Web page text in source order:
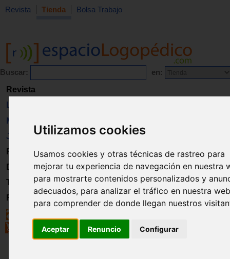
Utilizamos cookies
Usamos cookies y otras técnicas de rastreo para
mejorar tu experiencia de navegación en nuestra
para mostrarte contenidos personalizados y
adecuados, para analizar el tráfico en nuestra
para comprender de donde llegan nuestros
Aceptar Renuncio Configurar
Revista Tienda Bolsa Trabajo
Buscar: en:
Revista
Libros
Material
Juguetes
Formación
Directorio
Trabajo
Registro